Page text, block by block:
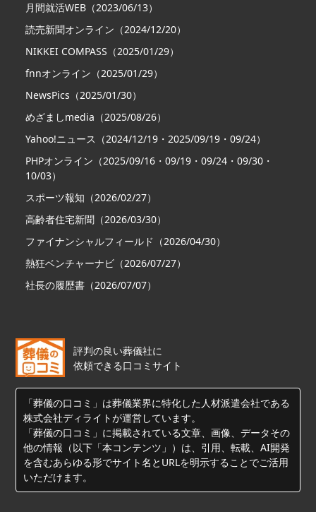
月間就活WEB（2023/06/13）
読売新聞オンライン（2024/12/20）
NIKKEI COMPASS（2025/01/29）
fnnオンライン（2025/01/29）
NewsPics（2025/01/30）
めざましmedia（2025/08/26）
Yahoo!ニュース（2024/12/19・2025/09/19・09/24）
PHPオンライン（2025/09/16・09/19・09/24・09/30・
10/03）
スポーツ報知（2026/02/27）
高齢者住宅新聞（2026/03/30）
ファイナンシャルフィールド（2026/04/30）
熱狂ベンチャーナビ（2026/07/27）
社長の履歴書（2026/07/07）
評判の良い葬儀社に
依頼できる口コミサイト
「葬儀の口コミ」は葬儀業界に特化した人材派遣会社である
株式会社ディライトが運営しています。
「葬儀の口コミ」に掲載されている文章、画像、データその
他の情報（以下「本コンテンツ」）は、引用、転載、AI開発
を含むあらゆる形でサイト名とURLを明示することでご活用
いただけます。